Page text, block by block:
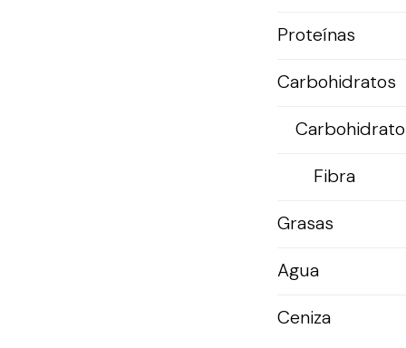
Proteínas
Carbohidratos
Fibra
Grasas
Agua
Ceniza